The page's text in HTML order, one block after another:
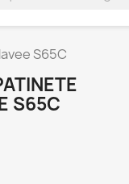
S65C
S65C